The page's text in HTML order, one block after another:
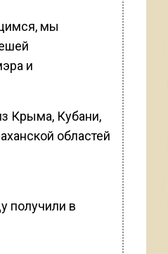
мы
и
Крыма, Кубани,
областей
получили в